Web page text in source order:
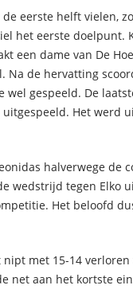
eerste helft vielen,
het eerste doelpunt.
een dame van De
de hervatting
wel gespeeld. De
Het werd
halverwege de
wedstrijd tegen Elko
Het beloofd
met 15-14 verloren
net aan het kortste